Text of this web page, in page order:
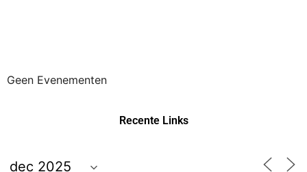
Geen Evenementen
Recente Links